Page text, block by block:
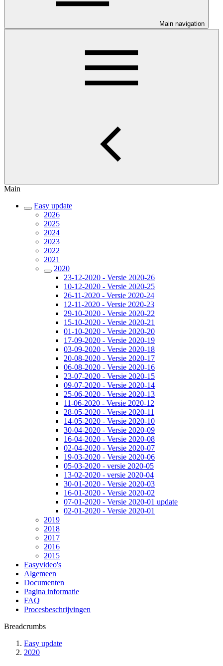
Main navigation
Main
Easy update
2026
2025
2024
2023
2022
2021
2020
23-12-2020 - Versie 2020-26
10-12-2020 - Versie 2020-25
26-11-2020 - Versie 2020-24
12-11-2020 - Versie 2020-23
29-10-2020 - Versie 2020-22
15-10-2020 - Versie 2020-21
01-10-2020 - Versie 2020-20
17-09-2020 - Versie 2020-19
03-09-2020 - Versie 2020-18
20-08-2020 - Versie 2020-17
06-08-2020 - Versie 2020-16
23-07-2020 - Versie 2020-15
09-07-2020 - Versie 2020-14
25-06-2020 - Versie 2020-13
11-06-2020 - Versie 2020-12
28-05-2020 - Versie 2020-11
14-05-2020 - Versie 2020-10
30-04-2020 - Versie 2020-09
16-04-2020 - Versie 2020-08
02-04-2020 - Versie 2020-07
19-03-2020 - Versie 2020-06
05-03-2020 - versie 2020-05
13-02-2020 - versie 2020-04
30-01-2020 - Versie 2020-03
16-01-2020 - Versie 2020-02
07-01-2020 - Versie 2020-01 update
02-01-2020 - Versie 2020-01
2019
2018
2017
2016
2015
Easyvideo's
Algemeen
Documenten
Pagina informatie
FAQ
Procesbeschrijvingen
Breadcrumbs
Easy update
2020